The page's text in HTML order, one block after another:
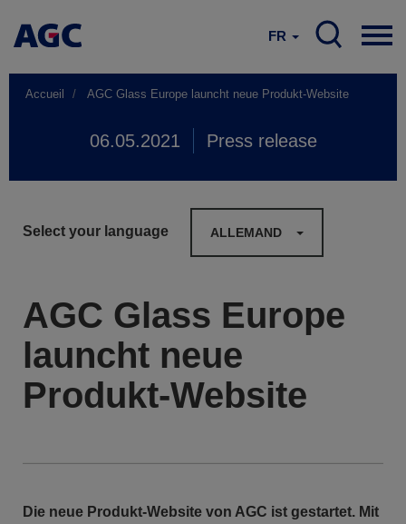
FR
Accueil AGC Glass Europe launcht neue Produkt-Website
06.05.2021 Press release
Select your language ALLEMAND
AGC Glass Europe
launcht neue
Produkt-Website
Die neue Produkt-Website von AGC ist gestartet. Mit